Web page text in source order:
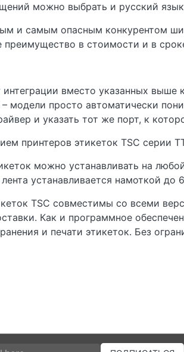
можно выбрать и русский
и самым опасным конкурентом
преимущество в стоимости и в
интеграции вместо указанных выше
– модели просто автоматически
и указать тот же порт, к
принтеров этикеток TSC серии
можно устанавливать на
устанавливается намоткой
TSC совместимы со всеми
Как и программное
и печати этикеток. Без